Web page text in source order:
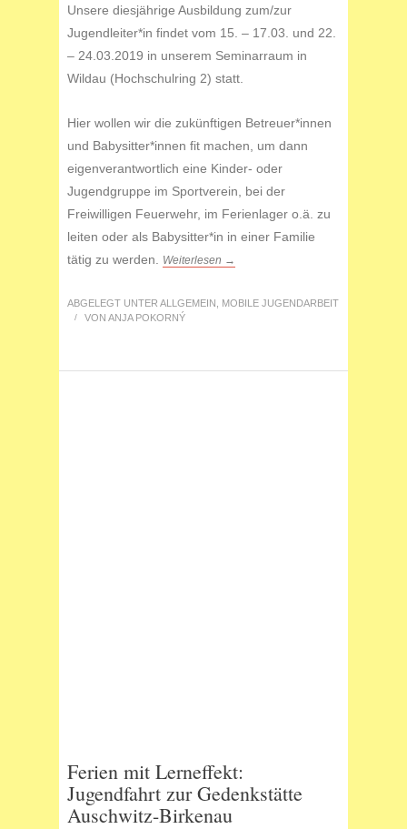
Unsere diesjährige Ausbildung zum/zur
Jugendleiter*in findet vom 15. – 17.03. und 22.
– 24.03.2019 in unserem Seminarraum in
Wildau (Hochschulring 2) statt.
Hier wollen wir die zukünftigen Betreuer*innen
und Babysitter*innen fit machen, um dann
eigenverantwortlich eine Kinder- oder
Jugendgruppe im Sportverein, bei der
Freiwilligen Feuerwehr, im Ferienlager o.ä. zu
leiten oder als Babysitter*in in einer Familie
tätig zu werden.
Weiterlesen →
ABGELEGT UNTER ALLGEMEIN MOBILE JUGENDARBEIT
/ VON ANJA POKORNÝ
Ferien mit Lerneffekt:
Jugendfahrt zur Gedenkstätte
Auschwitz-Birkenau